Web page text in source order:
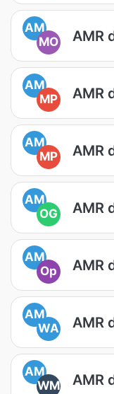
AM
MO
AMR
AM
MP
AMR
AM
MP
AMR
AM
OG
AMR
AM
Op
AMR
AM
WA
AMR
AM
WM
AMR